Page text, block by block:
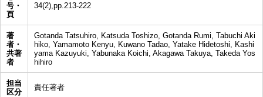
号・
頁
34(2),pp.213-222
著
者・
共著
者
Gotanda Tatsuhiro, Katsuda Toshizo, Gotanda Rumi, Tabuchi Aki
hiko, Yamamoto Kenyu, Kuwano Tadao, Yatake Hidetoshi, Kashi
yama Kazuyuki, Yabunaka Koichi, Akagawa Takuya, Takeda Yos
hihiro
担当
区分
責任著者